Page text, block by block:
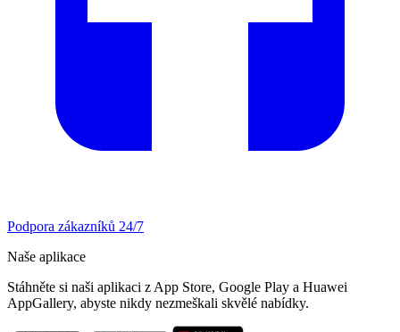
Podpora zákazníků 24/7
Naše aplikace
Stáhněte si naši aplikaci z App Store, Google Play a Huawei
AppGallery, abyste nikdy nezmeškali skvělé nabídky.